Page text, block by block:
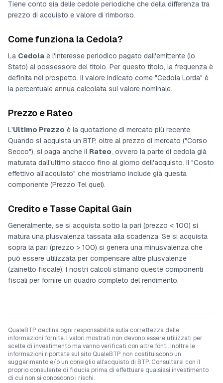
Tiene conto sia delle cedole periodiche che della differenza tra
prezzo di acquisto e valore di rimborso.
Come funziona la Cedola?
La Cedola è l'interesse periodico pagato dall'emittente (lo
Stato) al possessore del titolo. Per questo titolo, la frequenza è
definita nel prospetto. Il valore indicato come "Cedola Lorda" è
la percentuale annua calcolata sul valore nominale.
Prezzo e Rateo
L'Ultimo Prezzo è la quotazione di mercato più recente.
Quando si acquista un BTP, oltre al prezzo di mercato ("Corso
Secco"), si paga anche il Rateo, ovvero la parte di cedola già
maturata dall'ultimo stacco fino al giorno dell'acquisto. Il "Costo
effettivo all'acquisto" che mostriamo include già questa
componente (Prezzo Tel quel).
Credito e Tasse Capital Gain
Generalmente, se si acquista sotto la pari (prezzo < 100) si
matura una plusvalenza tassata alla scadenza. Se si acquista
sopra la pari (prezzo > 100) si genera una minusvalenza che
può essere utilizzata per compensare altre plusvalenze
(zainetto fiscale). I nostri calcoli stimano queste componenti
fiscali per fornire un quadro completo del rendimento.
QualeBTP declina ogni responsabilità sulla correttezza delle
informazioni fornite. I valori mostrati non devono essere utilizzati per
scelte di investimento ma vanno verificati con altre fonti. Inoltre le
informazioni riportate sul sito QualeBTP non costituiscono un
suggerimento e/o un consiglio all'acquisto di BTP. Consultarsi con il
proprio consulente di fiducia prima di effettuare qualsiasi investimento
di cui non si conoscono i rischi.